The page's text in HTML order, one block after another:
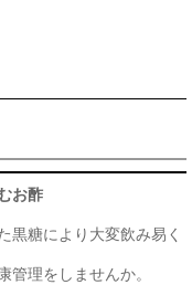
お酢
黒糖により大変飲み易く
管理をしませんか。